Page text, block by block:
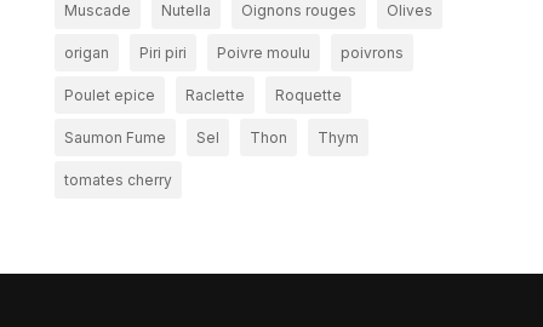
Muscade Nutella Oignons rouges Olives
origan Piri piri Poivre moulu poivrons
Poulet epice Raclette Roquette
Saumon Fume Sel Thon Thym
tomates cherry